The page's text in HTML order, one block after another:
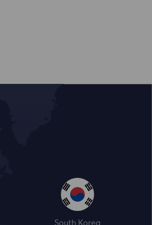
South Korea